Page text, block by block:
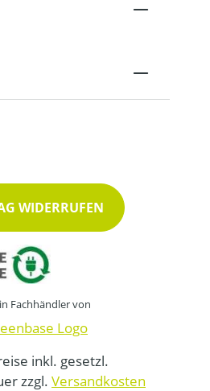
WIDERRUFEN
Fachhändler von
inkl. gesetzl.
zzgl. Versandkosten